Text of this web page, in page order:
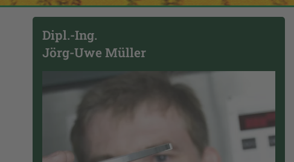
Dipl.-Ing.
Jörg-Uwe Müller